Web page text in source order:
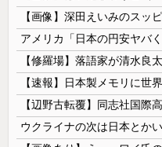
アメリカ「日本の円安ヤバ